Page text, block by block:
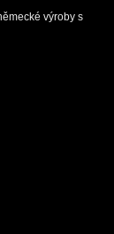
výroby s